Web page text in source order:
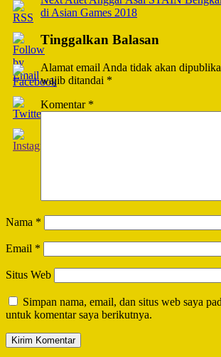
di Asian Games 2018
Tinggalkan Balasan
Alamat email Anda tidak akan
wajib ditandai *
Komentar *
Nama *
Email *
Situs Web
Simpan nama, email, dan situs web saya
untuk komentar saya berikutnya.